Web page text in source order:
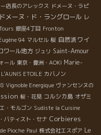
店長のアレックス ドメーヌ・ラピ
ドメーヌ・ド・ラングロール レ
銀座4丁目 Fronton
94 マルセル 桜 自然派ワイ
ワール地方 ジュリ Saint-Amour
ール 東京・豊洲・AOKI Marie-
L'AUNIS ETOILE カバノン
Vignoble Energique ヴァンセンヌの
桜・花見 コルシカ島 オザミ
・モルゴン Sudiste la Cuisine
バティスト・セナ Corbieres
Pioche Paul 株式会社エスポア Le